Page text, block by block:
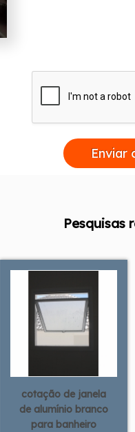
Enviar
Pesquisas
cotação de janela
de alumínio branco
para banheiro